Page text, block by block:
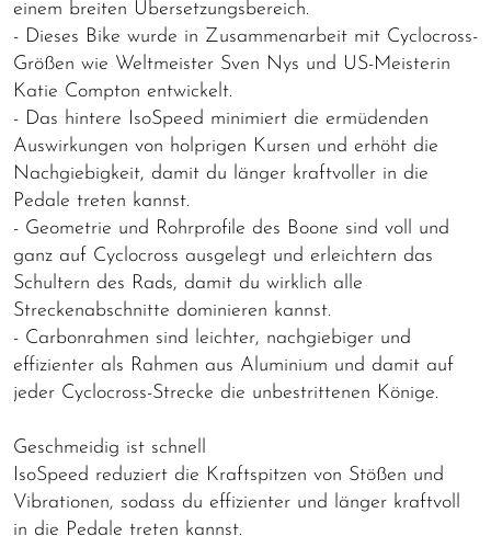
einem breiten Übersetzungsbereich.
- Dieses Bike wurde in Zusammenarbeit mit Cyclocross-
Größen wie Weltmeister Sven Nys und US-Meisterin
Katie Compton entwickelt.
- Das hintere IsoSpeed minimiert die ermüdenden
Auswirkungen von holprigen Kursen und erhöht die
Nachgiebigkeit, damit du länger kraftvoller in die
Pedale treten kannst.
- Geometrie und Rohrprofile des Boone sind voll und
ganz auf Cyclocross ausgelegt und erleichtern das
Schultern des Rads, damit du wirklich alle
Streckenabschnitte dominieren kannst.
- Carbonrahmen sind leichter, nachgiebiger und
effizienter als Rahmen aus Aluminium und damit auf
jeder Cyclocross-Strecke die unbestrittenen Könige.
Geschmeidig ist schnell
IsoSpeed reduziert die Kraftspitzen von Stößen und
Vibrationen, sodass du effizienter und länger kraftvoll
in die Pedale treten kannst.